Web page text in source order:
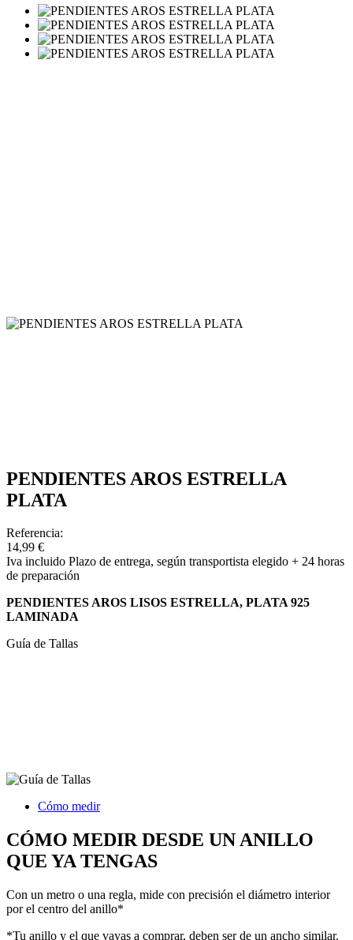
PENDIENTES AROS ESTRELLA
PLATA
Referencia:
14,99 €
Iva incluido Plazo de entrega, según transportista elegido + 24 horas
de preparación
PENDIENTES AROS LISOS ESTRELLA, PLATA 925
LAMINADA
Guía de Tallas
Cómo medir
CÓMO MEDIR DESDE UN ANILLO
QUE YA TENGAS
Con un metro o una regla, mide con precisión el diámetro interior
por el centro del anillo*
*Tu anillo y el que vayas a comprar, deben ser de un ancho similar.